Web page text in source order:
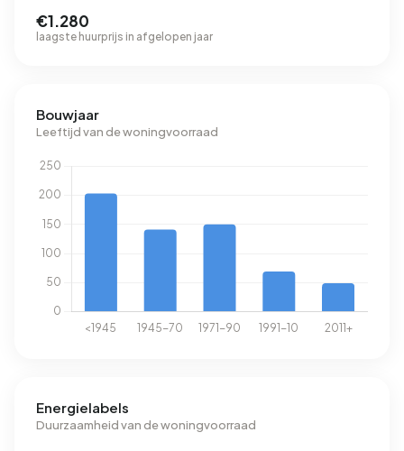
€1.280
laagste huurprijs in afgelopen jaar
Bouwjaar
Leeftijd van de woningvoorraad
Energielabels
Duurzaamheid van de woningvoorraad